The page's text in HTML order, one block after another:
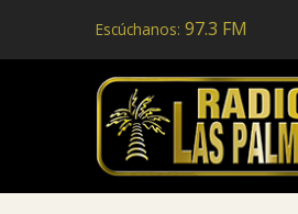
Escúchanos: 97.3 FM